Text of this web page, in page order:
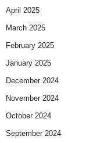
April 2025
March 2025
February 2025
January 2025
December 2024
November 2024
October 2024
September 2024